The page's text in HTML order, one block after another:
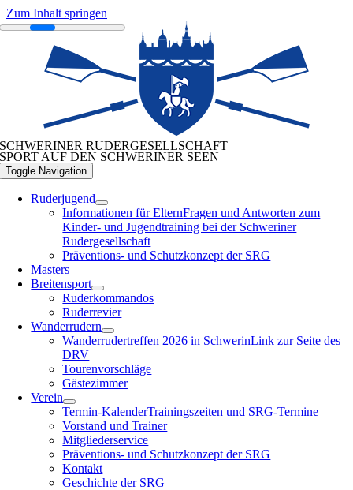
Zum Inhalt springen
SCHWERINER RUDERGESELLSCHAFT
SPORT AUF DEN SCHWERINER SEEN
Toggle Navigation
Ruderjugend
Informationen für ElternFragen und Antworten zum
Kinder- und Jugendtraining bei der Schweriner
Rudergesellschaft
Präventions- und Schutzkonzept der SRG
Masters
Breitensport
Ruderkommandos
Ruderrevier
Wanderrudern
Wanderrudertreffen 2026 in SchwerinLink zur Seite des
DRV
Tourenvorschläge
Gästezimmer
Verein
Termin-KalenderTrainingszeiten und SRG-Termine
Vorstand und Trainer
Mitgliederservice
Präventions- und Schutzkonzept der SRG
Kontakt
Geschichte der SRG